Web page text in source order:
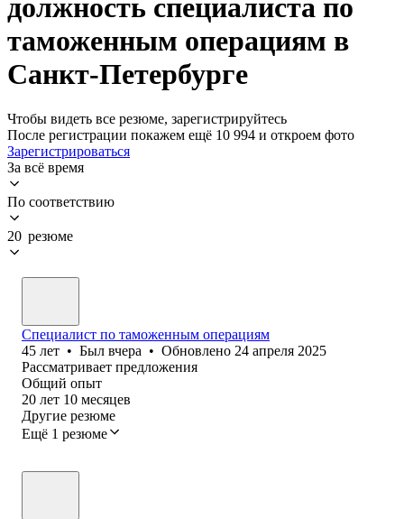
должность специалиста по
таможенным операциям в
Санкт-Петербурге
Чтобы видеть все резюме, зарегистрируйтесь
После регистрации покажем ещё 10 994 и откроем фото
Зарегистрироваться
За всё время
По соответствию
20 резюме
Специалист по таможенным операциям
45 лет • Был вчера • Обновлено 24 апреля 2025
Рассматривает предложения
Общий опыт
20 лет 10 месяцев
Другие резюме
Ещё 1 резюме